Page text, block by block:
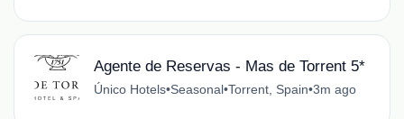
Agente de Reservas - Mas de Torrent 5*
Único Hotels•Seasonal•Torrent, Spain•3m ago